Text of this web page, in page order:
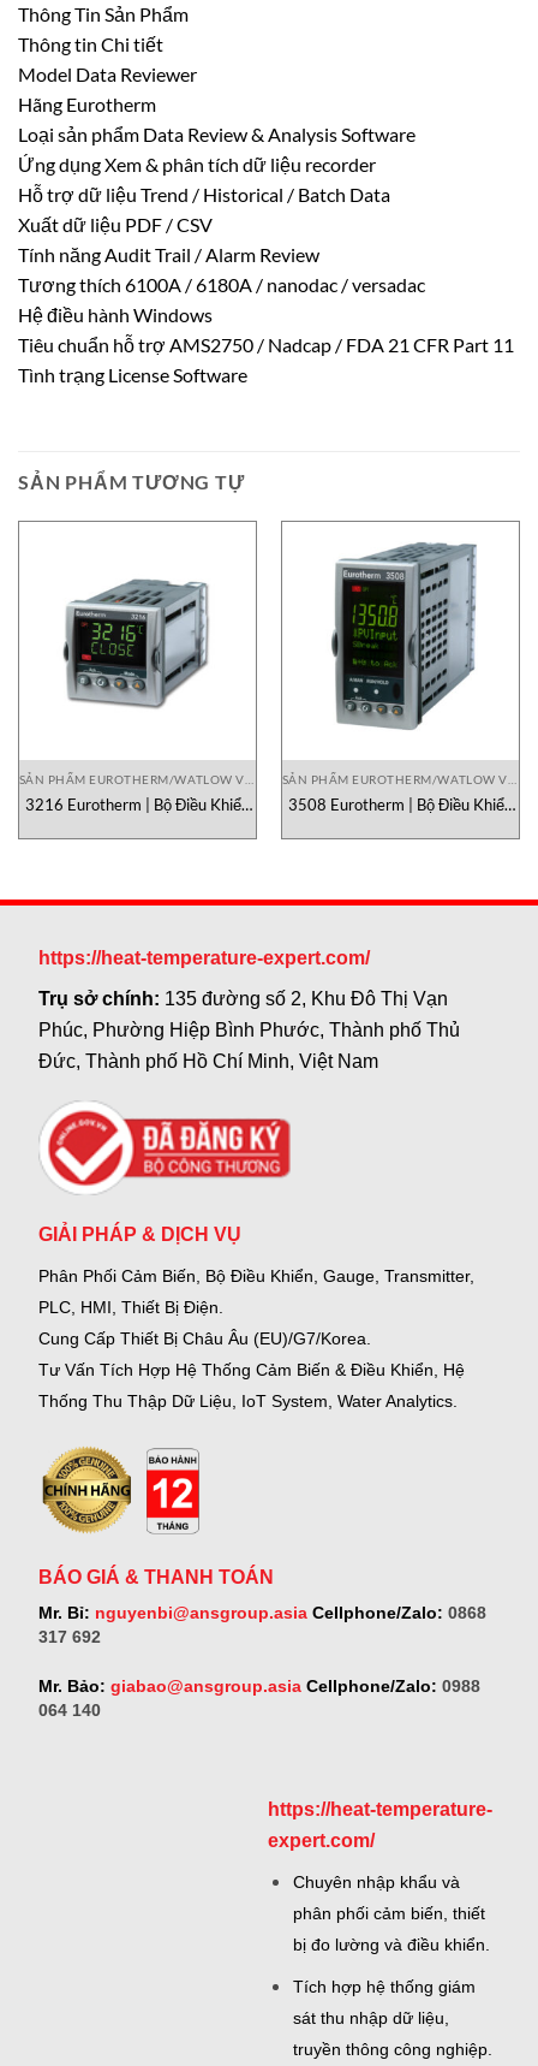
Thông Tin Sản Phẩm
Thông tin Chi tiết
Model Data Reviewer
Hãng Eurotherm
Loại sản phẩm Data Review & Analysis Software
Ứng dụng Xem & phân tích dữ liệu recorder
Hỗ trợ dữ liệu Trend / Historical / Batch Data
Xuất dữ liệu PDF / CSV
Tính năng Audit Trail / Alarm Review
Tương thích 6100A / 6180A / nanodac / versadac
Hệ điều hành Windows
Tiêu chuẩn hỗ trợ AMS2750 / Nadcap / FDA 21 CFR Part 11
Tình trạng License Software
SẢN PHẨM TƯƠNG TỰ
3216 Eurotherm | Bộ Điều Khiển
Hãng
3508 Eurotherm | Bộ Điều Khiển
Công Nghiệp Chính Hãng
https://heat-temperature-expert.com/
Trụ sở chính: 135 đường số 2, Khu Đô Thị Vạn
Phúc, Phường Hiệp Bình Phước, Thành phố Thủ
Đức, Thành phố Hồ Chí Minh, Việt Nam
GIẢI PHÁP & DỊCH VỤ
Phân Phối Cảm Biến, Bộ Điều Khiển, Gauge, Transmitter,
PLC, HMI, Thiết Bị Điện.
Cung Cấp Thiết Bị Châu Âu (EU)/G7/Korea.
Tư Vấn Tích Hợp Hệ Thống Cảm Biến & Điều Khiển, Hệ
Thống Thu Thập Dữ Liệu, IoT System, Water Analytics.
BÁO GIÁ & THANH TOÁN
Mr. Bỉ: nguyenbi@ansgroup.asiaCellphone/Zalo: 0868
317 692
Mr. Bảo: giabao@ansgroup.asiaCellphone/Zalo: 0988
064 140
https://heat-temperature-
expert.com/
Chuyên nhập khẩu và
phân phối cảm biến, thiết
bị đo lường và điều khiển.
Tích hợp hệ thống giám
sát thu nhập dữ liệu,
truyền thông công nghiệp.